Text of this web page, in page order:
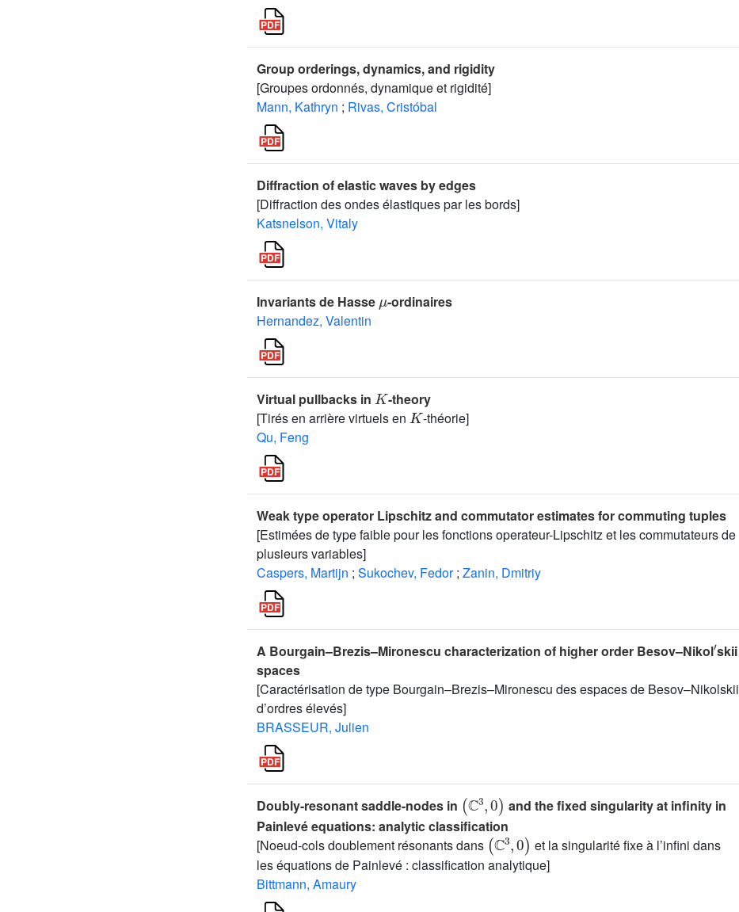
Group orderings, dynamics, and rigidity
[Groupes ordonnés, dynamique et rigidité]
Mann, Kathryn ; Rivas, Cristóbal
Diffraction of elastic waves by edges
[Diffraction des ondes élastiques par les bords]
Katsnelson, Vitaly
Invariants de Hasse
-ordinaires
Hernandez, Valentin
Virtual pullbacks in
-theory
[Tirés en arrière virtuels en
K
-théorie]
Qu, Feng
Weak type operator Lipschitz and commutator estimates for commuting tuples
[Estimées de type faible pour les fonctions operateur-Lipschitz et les commutateurs de
plusieurs variables]
Caspers, Martijn ; Sukochev, Fedor ; Zanin, Dmitriy
A Bourgain–Brezis–Mironescu characterization of higher order Besov–Nikol
'
skii
spaces
[Caractérisation de type Bourgain–Brezis–Mironescu des espaces de Besov–Nikolskii
d’ordres élevés]
BRASSEUR, Julien
Doubly-resonant saddle-nodes in
(ℂ 3 )
and the fixed singularity at infinity in
Painlevé equations: analytic classification
[Noeud-cols doublement résonants dans
(ℂ3 )
et la singularité fixe à l’infini dans
les équations de Painlevé : classification analytique]
Bittmann, Amaury